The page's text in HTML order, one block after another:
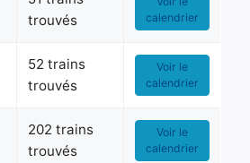
trouvés
calendrier
52 trains
trouvés
Voir le
calendrier
202 trains
trouvés
Voir le
calendrier